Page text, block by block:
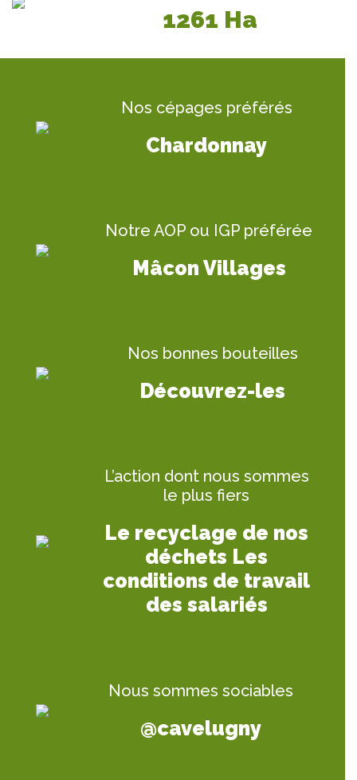
1261 Ha
Nos cépages préférés
Chardonnay
Notre AOP ou IGP préférée
Mâcon Villages
Nos bonnes bouteilles
Découvrez-les
L’action dont nous sommes
le plus fiers
Le recyclage de nos
déchets Les
conditions de travail
des salariés
Nous sommes sociables
@cavelugny